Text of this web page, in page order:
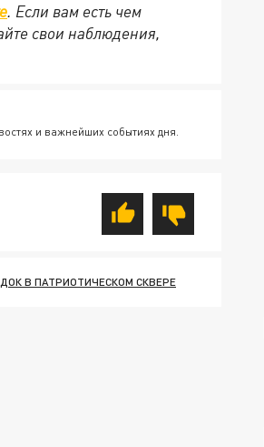
. Если вам есть чем
свои наблюдения,
и важнейших событиях дня.
В ПАТРИОТИЧЕСКОМ СКВЕРЕ